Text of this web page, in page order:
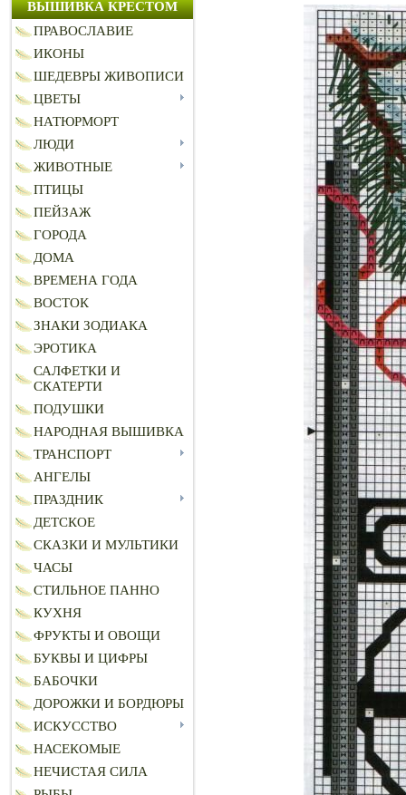
ВЫШИВКА КРЕСТОМ
ПРАВОСЛАВИЕ
ИКОНЫ
ШЕДЕВРЫ ЖИВОПИСИ
ЦВЕТЫ
НАТЮРМОРТ
ЛЮДИ
ЖИВОТНЫЕ
ПТИЦЫ
ПЕЙЗАЖ
ГОРОДА
ДОМА
ВРЕМЕНА ГОДА
ВОСТОК
ЗНАКИ ЗОДИАКА
ЭРОТИКА
САЛФЕТКИ И
СКАТЕРТИ
ПОДУШКИ
НАРОДНАЯ ВЫШИВКА
ТРАНСПОРТ
АНГЕЛЫ
ПРАЗДНИК
ДЕТСКОЕ
СКАЗКИ И МУЛЬТИКИ
ЧАСЫ
СТИЛЬНОЕ ПАННО
КУХНЯ
ФРУКТЫ И ОВОЩИ
БУКВЫ И ЦИФРЫ
БАБОЧКИ
ДОРОЖКИ И БОРДЮРЫ
ИСКУССТВО
НАСЕКОМЫЕ
НЕЧИСТАЯ СИЛА